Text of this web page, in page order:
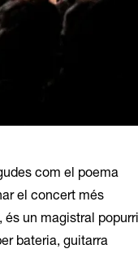
com el poema
el concert més
és un magistral popurri
bateria, guitarra